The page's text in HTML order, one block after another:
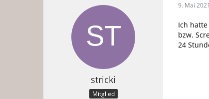
stricki
Mitglied
9. Mai 2021
Ich
bzw.
24